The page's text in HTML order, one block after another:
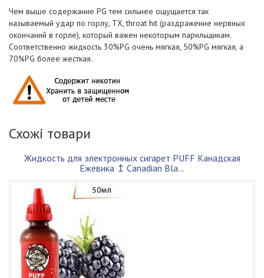
Чем выше содержание PG тем сильнее ощущается так
называемый удар по горлу, ТХ, throat hit (раздражение нервных
окончаний в горле), который важен некоторым парильщикам.
Соответственно жидкость 30%PG очень мягкая, 50%PG мягкая, а
70%PG более жесткая.
Схожі товари
Жидкость для электронных сигарет PUFF Канадская
Ежевика ↥ Canadian Bla...